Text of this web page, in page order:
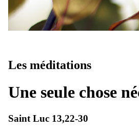
Les méditations
Une seule chose
Saint Luc 13,22-30